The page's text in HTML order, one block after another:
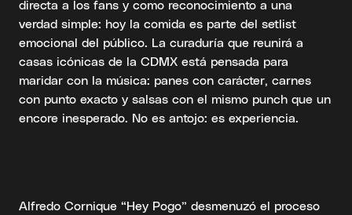
directa a los fans y como reconocimiento a una
verdad simple: hoy la comida es parte del setlist
emocional del público. La curaduría que reunirá a
casas icónicas de la CDMX está pensada para
maridar con la música: panes con carácter, carnes
con punto exacto y salsas con el mismo punch que un
encore inesperado. No es antojo: es experiencia.
Alfredo Cornique “Hey Pogo” desmenuzó el proceso